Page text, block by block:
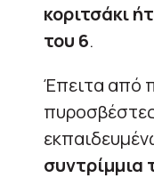
κοριτσάκι
του 6.
Έπειτα από
συντρίμμια